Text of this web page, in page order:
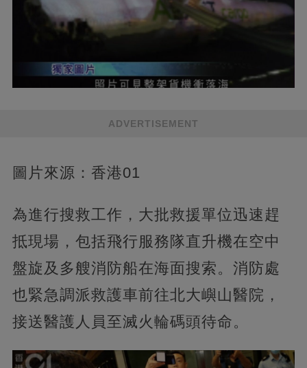
ADVERTISEMENT
圖片來源：香港01
為進行搜救工作，大批救援單位迅速趕
抵現場，包括飛行服務隊直升機在空中
盤旋及多艘消防船在海面搜索。消防處
也緊急調派救護車前往北大嶼山醫院，
接送醫護人員至滅火輪碼頭待命。